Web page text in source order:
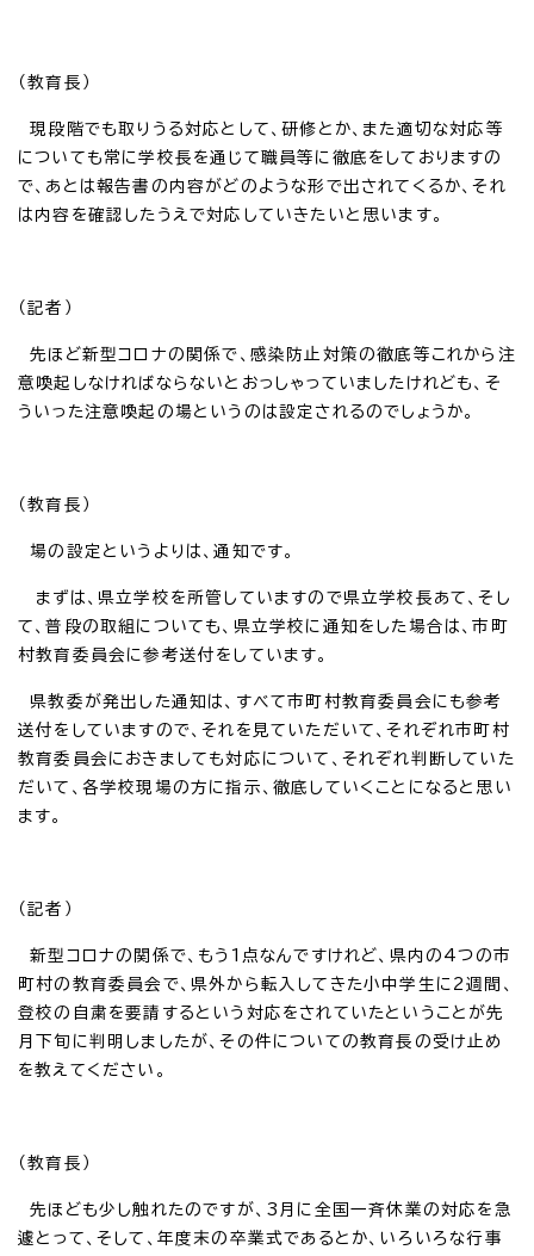
（教育長）
現段階でも取りうる対応として、研修とか、また適切な対応等
についても常に学校長を通じて職員等に徹底をしておりますの
で、あとは報告書の内容がどのような形で出されてくるか、それ
は内容を確認したうえで対応していきたいと思います。
（記者）
先ほど新型コロナの関係で、感染防止対策の徹底等これから注
意喚起しなければならないとおっしゃっていましたけれども、そ
ういった注意喚起の場というのは設定されるのでしょうか。
（教育長）
場の設定というよりは、通知です。
まずは、県立学校を所管していますので県立学校長あて、そし
て、普段の取組についても、県立学校に通知をした場合は、市町
村教育委員会に参考送付をしています。
県教委が発出した通知は、すべて市町村教育委員会にも参考
送付をしていますので、それを見ていただいて、それぞれ市町村
教育委員会におきましても対応について、それぞれ判断していた
だいて、各学校現場の方に指示、徹底していくことになると思い
ます。
（記者）
新型コロナの関係で、もう1点なんですけれど、県内の4つの市
町村の教育委員会で、県外から転入してきた小中学生に2週間、
登校の自粛を要請するという対応をされていたということが先
月下旬に判明しましたが、その件についての教育長の受け止め
を教えてください。
（教育長）
先ほども少し触れたのですが、3月に全国一斉休業の対応を急
遽とって、そして、年度末の卒業式であるとか、いろいろな行事